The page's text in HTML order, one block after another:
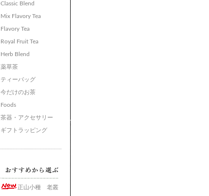
Classic Blend
Mix Flavory Tea
Flavory Tea
Royal Fruit Tea
Herb Blend
薬草茶
ティーバッグ
今だけのお茶
Foods
茶器・アクセサリー
ギフトラッピング
正山小種 老叢